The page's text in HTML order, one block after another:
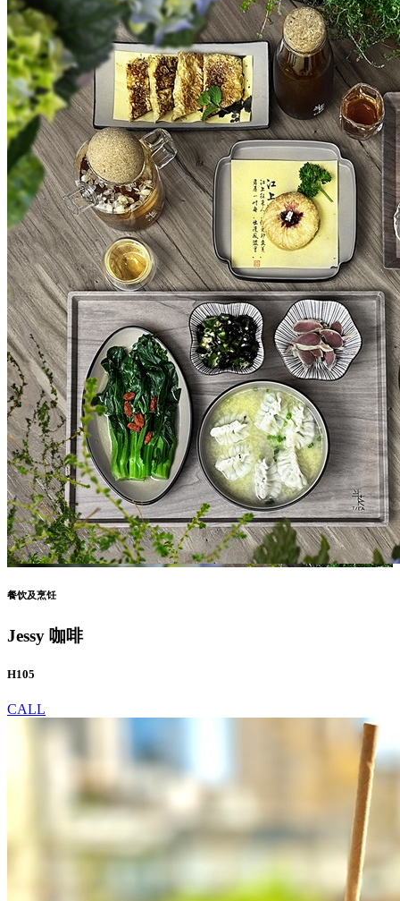
餐饮及烹饪
Jessy 咖啡
H105
CALL